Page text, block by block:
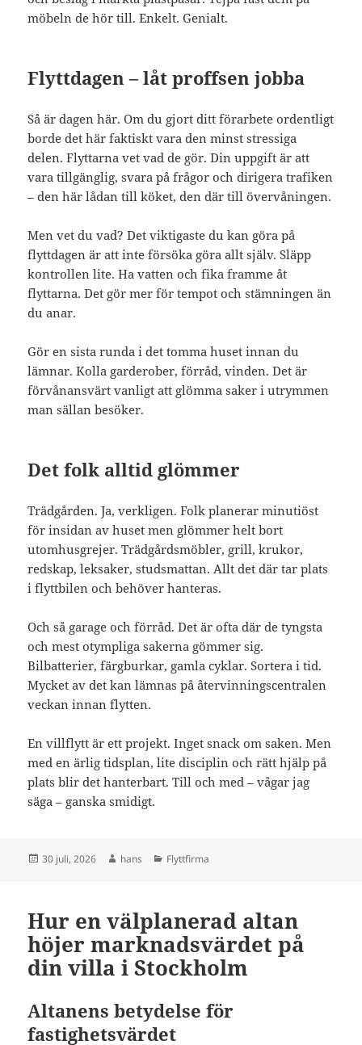
möbeln de hör till. Enkelt. Genialt.
Flyttdagen – låt proffsen jobba
Så är dagen här. Om du gjort ditt förarbete ordentligt
borde det här faktiskt vara den minst stressiga
delen. Flyttarna vet vad de gör. Din uppgift är att
vara tillgänglig, svara på frågor och dirigera trafiken
– den här lådan till köket, den där till övervåningen.
Men vet du vad? Det viktigaste du kan göra på
flyttdagen är att inte försöka göra allt själv. Släpp
kontrollen lite. Ha vatten och fika framme åt
flyttarna. Det gör mer för tempot och stämningen än
du anar.
Gör en sista runda i det tomma huset innan du
lämnar. Kolla garderober, förråd, vinden. Det är
förvånansvärt vanligt att glömma saker i utrymmen
man sällan besöker.
Det folk alltid glömmer
Trädgården. Ja, verkligen. Folk planerar minutiöst
för insidan av huset men glömmer helt bort
utomhusgrejer. Trädgårdsmöbler, grill, krukor,
redskap, leksaker, studsmattan. Allt det där tar plats
i flyttbilen och behöver hanteras.
Och så garage och förråd. Det är ofta där de tyngsta
och mest otympliga sakerna gömmer sig.
Bilbatterier, färgburkar, gamla cyklar. Sortera i tid.
Mycket av det kan lämnas på återvinningscentralen
veckan innan flytten.
En villflytt är ett projekt. Inget snack om saken. Men
med en ärlig tidsplan, lite disciplin och rätt hjälp på
plats blir det hanterbart. Till och med – vågar jag
säga – ganska smidigt.
Postat
30 juli, 2026 Författare
hans Kategorier
Flyttfirma
Hur en välplanerad altan
höjer marknadsvärdet på
din villa i Stockholm
Altanens betydelse för
fastighetsvärdet